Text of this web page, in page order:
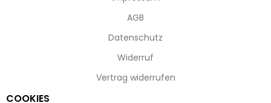
AGB
Datenschutz
Widerruf
Vertrag widerrufen
COOKIES